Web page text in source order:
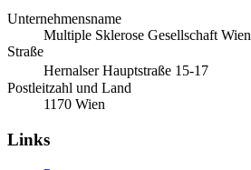
Unternehmensname
Multiple Sklerose Gesellschaft Wien
Straße
Hernalser Hauptstraße 15-17
Postleitzahl und Land
1170 Wien
Links